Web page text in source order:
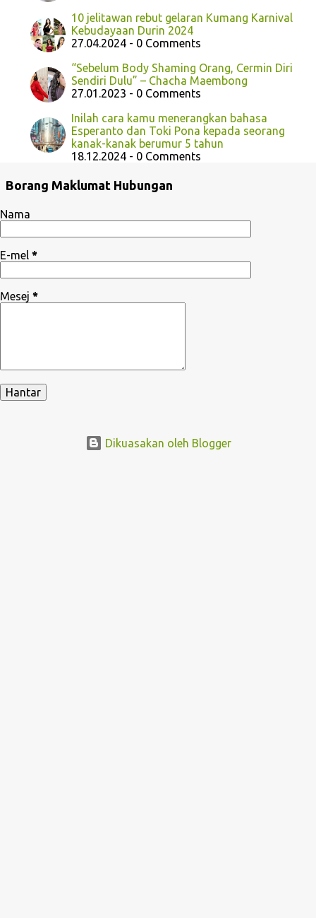
10 jelitawan rebut gelaran Kumang Karnival
Kebudayaan Durin 2024
27.04.2024 - 0 Comments
“Sebelum Body Shaming Orang, Cermin Diri
Sendiri Dulu” – Chacha Maembong
27.01.2023 - 0 Comments
Inilah cara kamu menerangkan bahasa
Esperanto dan Toki Pona kepada seorang
kanak-kanak berumur 5 tahun
18.12.2024 - 0 Comments
Borang Maklumat Hubungan
Nama
E-mel *
Mesej *
Dikuasakan oleh Blogger